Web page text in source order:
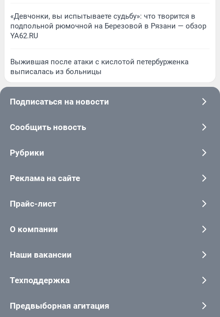
«Девчонки, вы испытываете судьбу»: что творится в
подпольной рюмочной на Березовой в Рязани — обзор
YA62.RU
Выжившая после атаки с кислотой петербурженка
выписалась из больницы
Подписаться на новости
Сообщить новость
Рубрики
Реклама на сайте
Прайс-лист
О компании
Наши вакансии
Техподдержка
Предвыборная агитация